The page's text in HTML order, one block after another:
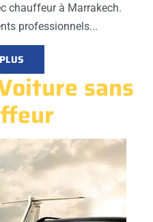
chauffeur à Marrakech.
professionnels...
sans